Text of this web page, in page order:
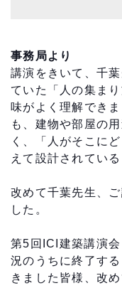
事務局より
講演をきいて、千
ていた「人の集ま
味がよく理解でき
も、建物や部屋の
く、「人がそこに
えて設計されてい
改めて千葉先生、
した。
第5回ICI建築講演
況のうちに終了す
きました皆様、改